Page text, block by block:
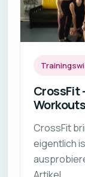
CrossFit
CrossFit
eigentlich